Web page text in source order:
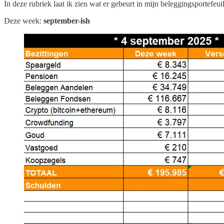
In deze rubriek laat ik zien wat er gebeurt in mijn
Deze week: september-ish